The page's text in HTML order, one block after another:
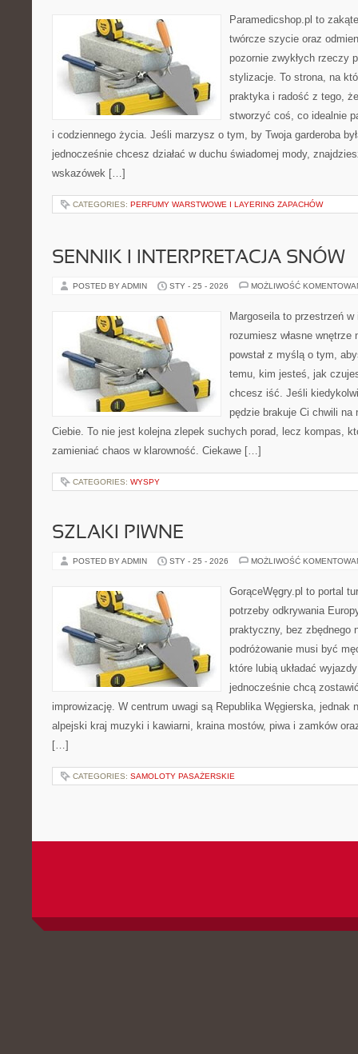
Paramedicshop.pl to
twórcze szycie oraz
pozornie zwykłych rzeczy
stylizacje. To strona, na
praktyka i radość z tego,
stworzyć coś, co idealnie
i codziennego życia. Jeśli marzysz o tym, by Twoja garderoba
jednocześnie chcesz działać w duchu świadomej mody,
wskazówek […]
CATEGORIES: PERFUMY WARSTWOWE I LAYERING ZAPACHÓW
SENNIK I INTERPRETACJA SNÓW
POSTED BY ADMIN STY - 25 - 2026 MOŻLIWOŚĆ
Margoseila to przestrzeń
rozumiesz własne
powstał z myślą o tym,
temu, kim jesteś, jak
chcesz iść. Jeśli
pędzie brakuje Ci chwili na
Ciebie. To nie jest kolejna zlepek suchych porad, lecz kompas,
zamieniać chaos w klarowność. Ciekawe […]
CATEGORIES: WYSPY
SZLAKI PIWNE
POSTED BY ADMIN STY - 25 - 2026 MOŻLIWOŚĆ
GorąceWęgry.pl to portal
potrzeby odkrywania
praktyczny, bez zbędnego
podróżowanie musi być
które lubią układać
jednocześnie chcą
improwizację. W centrum uwagi są Republika Węgierska, jednak
alpejski kraj muzyki i kawiarni, kraina mostów, piwa i zamków
[…]
CATEGORIES: SAMOLOTY PASAŻERSKIE